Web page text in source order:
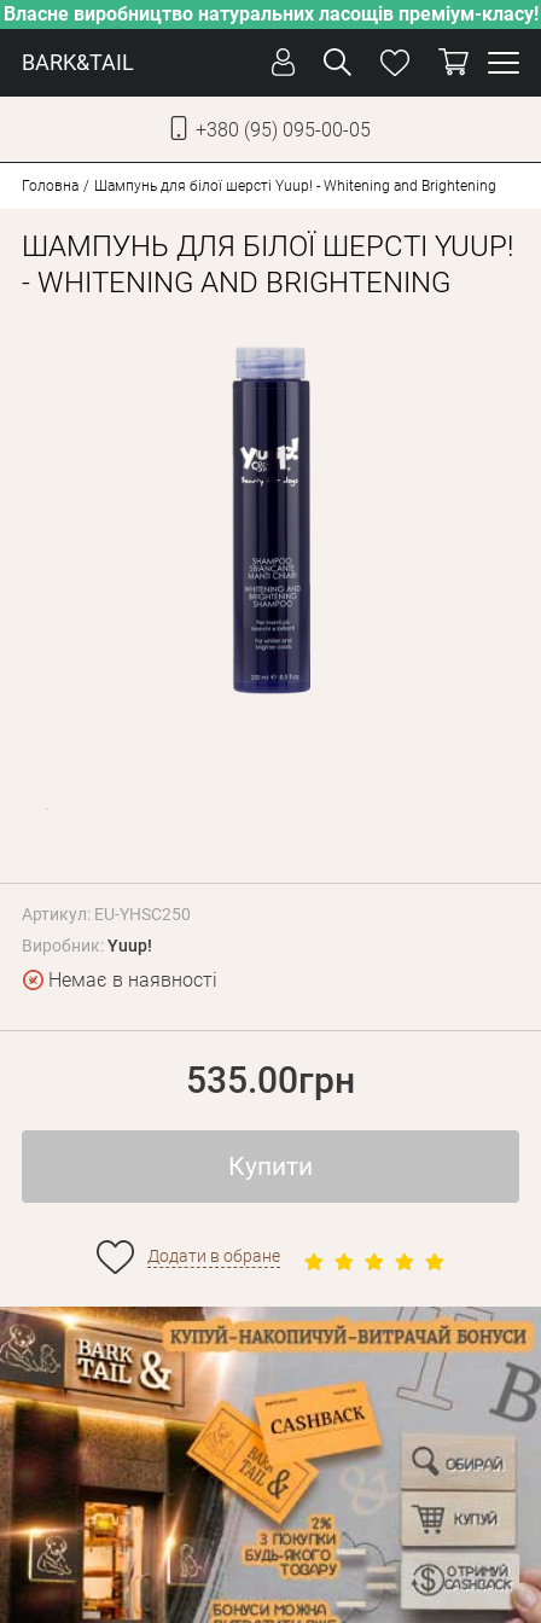
Власне виробництво натуральних ласощів преміум-класу!
BARK&TAIL
+380 (95) 095-00-05
СОБАКИ
КОТИ
ВЛАСНЕ ВИРОБНИЦТВО
АКЦІЇ
БЛОГ
Оплата і доставка
Програма лояльності
Про Нас
Оптовим клієнтам
Головна Шампунь для білої шерсті Yuup! - Whitening and Brightening
ШАМПУНЬ ДЛЯ БІЛОЇ ШЕРСТІ YUUP!
- WHITENING AND BRIGHTENING
Артикул: EU-YHSC250
Виробник:Yuup!
Немає в наявності
535.00грн
Купити
Додати в обране
Забули пароль?
Особисті дані